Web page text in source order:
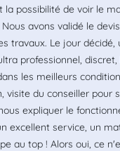
la possibilité de voir le
avons validé le
travaux. Le jour décidé,
professionnel,
les meilleurs
visite du conseiller pour
expliquer le
excellent service, un
au top ! Alors oui, ce